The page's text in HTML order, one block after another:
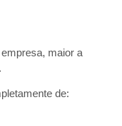
maior a
de: